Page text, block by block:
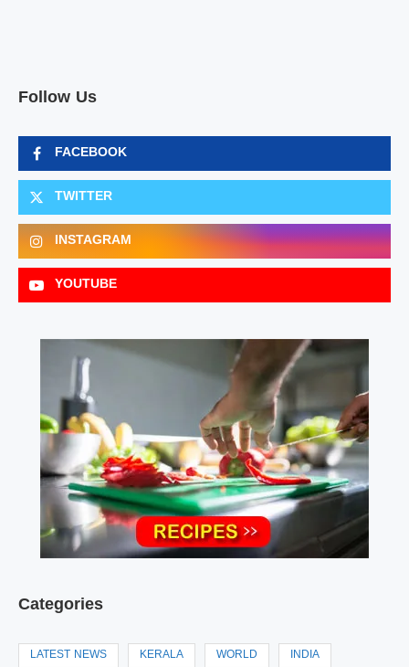
Follow Us
FACEBOOK
TWITTER
INSTAGRAM
YOUTUBE
Categories
LATEST NEWS KERALA WORLD INDIA